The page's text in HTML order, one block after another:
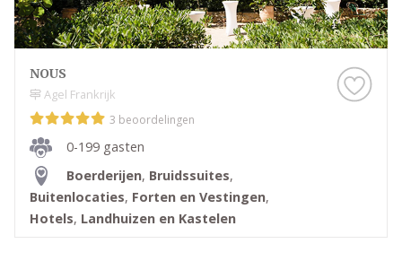
NOUS
Agel Frankrijk
3 beoordelingen
0-199 gasten
Boerderijen, Bruidssuites,
Buitenlocaties, Forten en Vestingen,
Hotels, Landhuizen en Kastelen